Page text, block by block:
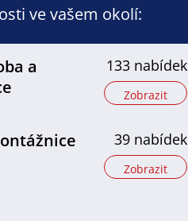
ve vašem okolí:
a
133 nabídek
Zobrazit
39 nabídek
Zobrazit